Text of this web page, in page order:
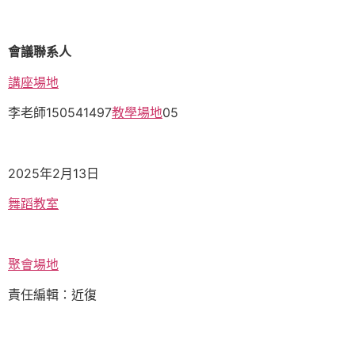
會議聯系人
講座場地
李老師150541497教學場地05
2025年2月13日
舞蹈教室
聚會場地
責任編輯：近復